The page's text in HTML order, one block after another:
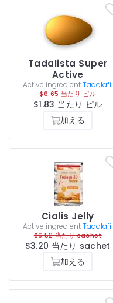
Tadalista Super
Active
Active ingredientTadalafil
$6.65 当たり ピル
$1.83 当たり ピル
加える
Cialis Jelly
Active ingredientTadalafil
$6.52 当たり sachet
$3.20 当たり sachet
加える